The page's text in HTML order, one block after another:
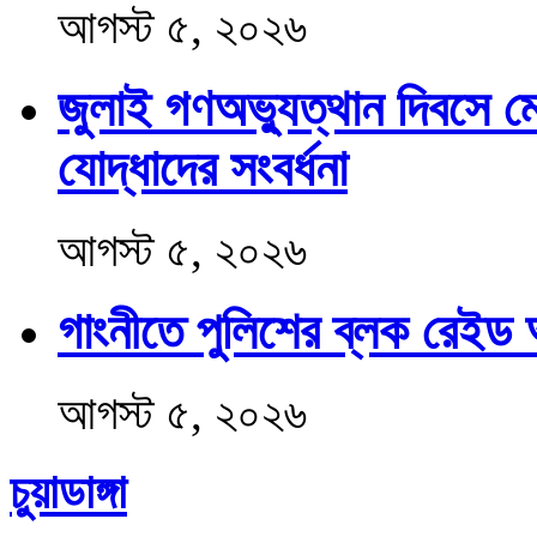
আগস্ট ৫, ২০২৬
জুলাই গণঅভ্যুত্থান দিবসে
যোদ্ধাদের সংবর্ধনা
আগস্ট ৫, ২০২৬
গাংনীতে পুলিশের ব্লক
আগস্ট ৫, ২০২৬
চুয়াডাঙ্গা